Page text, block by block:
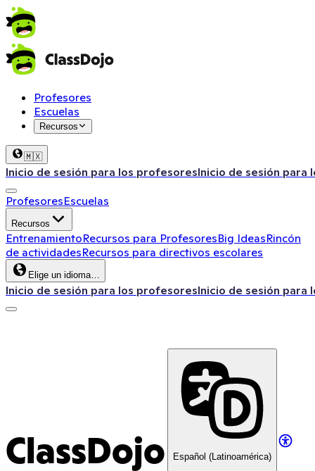
Profesores
Escuelas
Recursos
🇲🇽
Inicio de sesión para los profesoresInicio de sesión para
ProfesoresEscuelas
Recursos
EntrenamientoRecursos para ProfesoresBig IdeasRincón
de actividadesRecursos para directivos escolares
Elige un idioma…
Inicio de sesión para los profesoresInicio de sesión para
ClassDojo Español (Latinoamérica)